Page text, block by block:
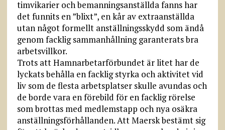
timvikarier och bemanningsanställda fanns har
det funnits en ”blixt”, en kår av extraanställda
utan något formellt anställningsskydd som ändå
genom facklig sammanhållning garanterats bra
arbetsvillkor.
Trots att Hamnarbetarförbundet är litet har de
lyckats behålla en facklig styrka och aktivitet vid
liv som de flesta arbetsplatser skulle avundas och
de borde vara en förebild för en facklig rörelse
som brottas med medlemstapp och nya osäkra
anställningsförhållanden. Att Maersk bestämt sig